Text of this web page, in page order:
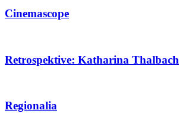
Cinemascope
Retrospektive: Katharina Thalbach
Regionalia